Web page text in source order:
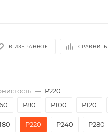
В ИЗБРАННОЕ СРАВНИТЬ
— P220
P80 P100 P120
P220 P240 P280